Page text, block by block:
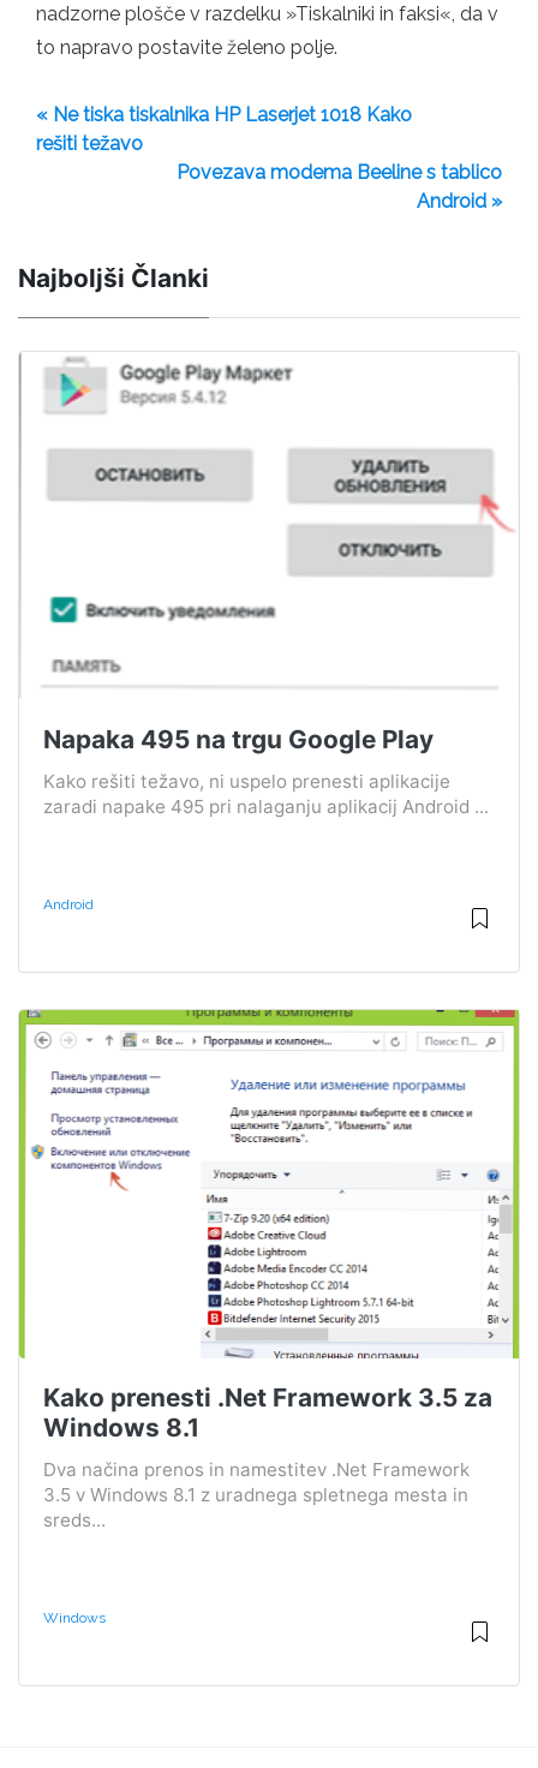
nadzorne plošče v razdelku »Tiskalniki in faksi«, da v
to napravo postavite želeno polje.
« Ne tiska tiskalnika HP Laserjet 1018 Kako
rešiti težavo
Povezava modema Beeline s tablico
Android »
Najboljši Članki
Napaka 495 na trgu Google Play
Kako rešiti težavo, ni uspelo prenesti aplikacije
zaradi napake 495 pri nalaganju aplikacij Android ...
Android
Kako prenesti .Net Framework 3.5 za
Windows 8.1
Dva načina prenos in namestitev .Net Framework
3.5 v Windows 8.1 z uradnega spletnega mesta in
sreds...
Windows